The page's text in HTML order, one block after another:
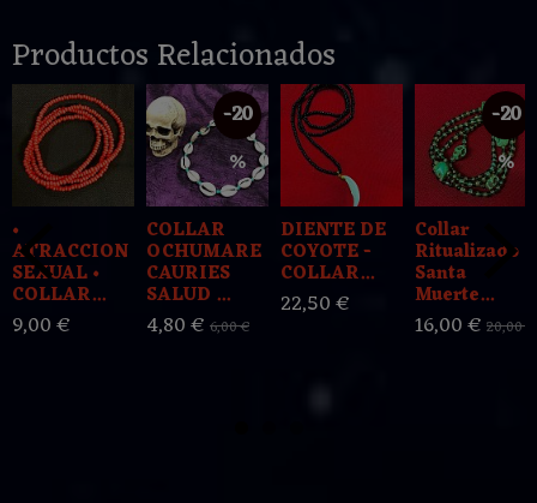
Productos Relacionados
•
ATRACCION
SEXUAL •
COLLAR...
9,00 €
-20
%
COLLAR
OCHUMARE
CAURIES
SALUD ...
4,80 € 6,00 €
DIENTE DE
COYOTE -
COLLAR...
22,50 €
-20
%
Collar
Ritualizado
Santa
Muerte...
16,00 € 20,00 €